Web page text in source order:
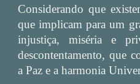
Considerando que
que implicam para um
injustiça, miséria e
descontentamento, que
a Paz e a harmonia